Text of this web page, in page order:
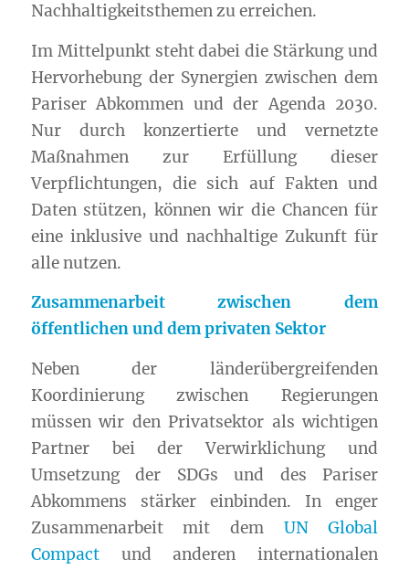
Nachhaltigkeitsthemen zu erreichen.
Im Mittelpunkt steht dabei die Stärkung und
Hervorhebung der Synergien zwischen dem
Pariser Abkommen und der Agenda 2030.
Nur durch konzertierte und vernetzte
Maßnahmen zur Erfüllung dieser
Verpflichtungen, die sich auf Fakten und
Daten stützen, können wir die Chancen für
eine inklusive und nachhaltige Zukunft für
alle nutzen.
Zusammenarbeit zwischen dem
öffentlichen und dem privaten Sektor
Neben der länderübergreifenden
Koordinierung zwischen Regierungen
müssen wir den Privatsektor als wichtigen
Partner bei der Verwirklichung und
Umsetzung der SDGs und des Pariser
Abkommens stärker einbinden. In enger
Zusammenarbeit mit dem UN Global
Compactund anderen internationalen